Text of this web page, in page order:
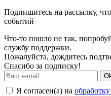
Подпишитесь на рассылку,
событий
Что-то пошло не так,
службу поддержки.
Пожалуйста, дождитесь
Спасибо за подписку!
Я согласен(а) на